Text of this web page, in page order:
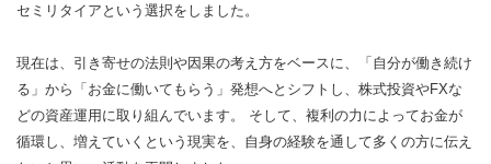
セミリタイアという選択をしました。
現在は、引き寄せの法則や因果の考え方をベースに、「自分が働き続け
る」から「お金に働いてもらう」発想へとシフトし、株式投資やFXな
どの資産運用に取り組んでいます。 そして、複利の力によってお金が
循環し、増えていくという現実を、自身の経験を通して多くの方に伝え